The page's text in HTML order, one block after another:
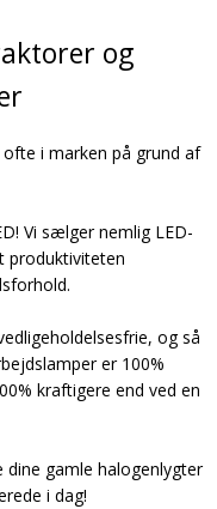
og
i marken på grund af
Vi sælger nemlig LED-
produktiviteten
og så
er 100%
kraftigere end ved en
gamle halogenlygter
i dag!